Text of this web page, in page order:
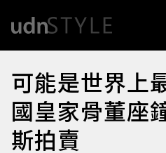
可能是世界上
國皇家骨董座
斯拍賣